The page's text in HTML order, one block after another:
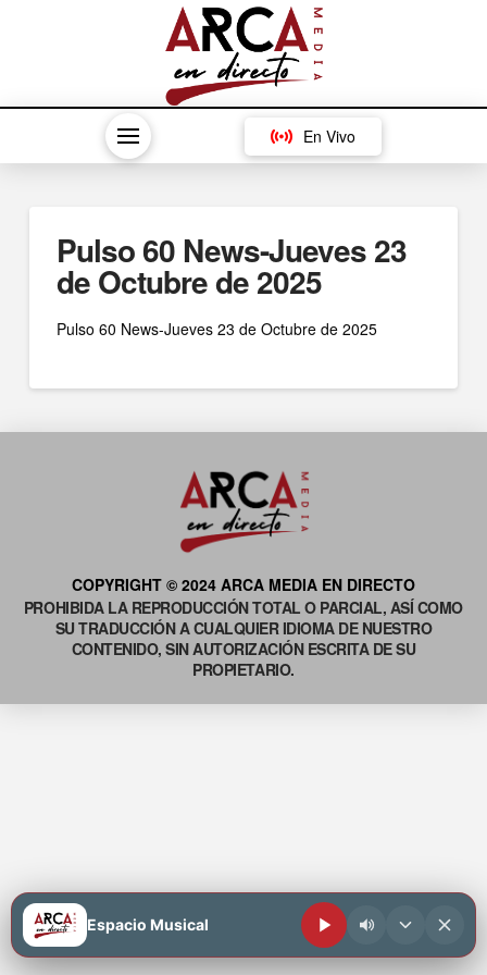
En Vivo
Pulso 60 News-Jueves 23
de Octubre de 2025
Pulso 60 News-Jueves 23 de Octubre de 2025
COPYRIGHT © 2024 ARCA MEDIA EN DIRECTO
PROHIBIDA LA REPRODUCCIÓN TOTAL O PARCIAL, ASÍ COMO
SU TRADUCCIÓN A CUALQUIER IDIOMA DE NUESTRO
CONTENIDO, SIN AUTORIZACIÓN ESCRITA DE SU
PROPIETARIO.
Espacio Musical